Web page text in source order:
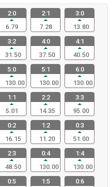
2:0
6.79
2:1
7.28
3:0
13.80
3:2
31.50
4:0
37.50
4:1
40.50
5:0
130.00
5:1
130.00
6:0
130.00
1:1
5.01
2:2
14.35
3:3
95.00
0:2
16.15
1:2
11.20
0:3
51.00
2:3
48.50
0:4
130.00
1:4
130.00
0:5
1:5
0:6